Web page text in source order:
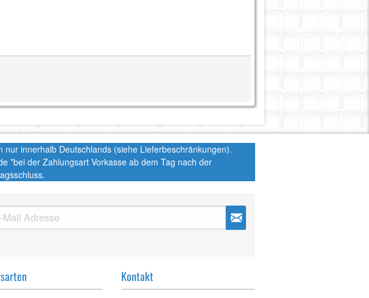
innerhalb Deutschlands (siehe Lieferbeschränkungen).
*bei der Zahlungsart Vorkasse ab dem Tag nach der
Kontakt